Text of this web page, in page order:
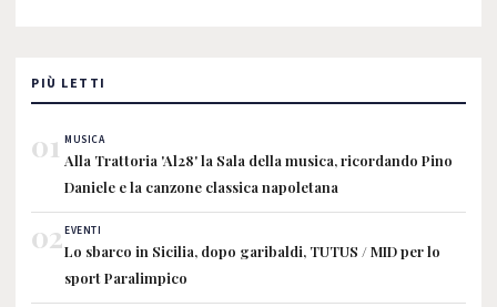
PIÙ LETTI
01 MUSICA
Alla Trattoria 'Al28' la Sala della musica, ricordando Pino
Daniele e la canzone classica napoletana
02EVENTI
Lo sbarco in Sicilia, dopo garibaldi, TUTUS / MID per lo
sport Paralimpico